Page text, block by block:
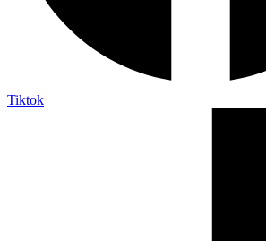
Tiktok